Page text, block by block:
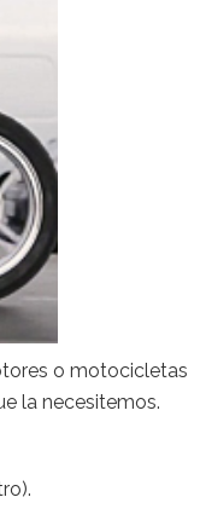
o motocicletas
la necesitemos.